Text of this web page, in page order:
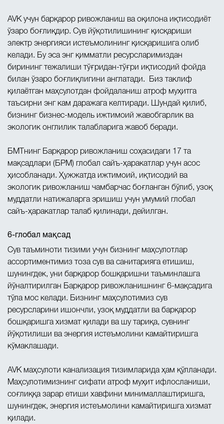
AVK учун барқарор ривожланиш ва оқилона иқтисодиёт
ўзаро боғлиқдир. Сув йўқотилишининг қисқариши
электр энергияси истеъмолининг қисқаришига олиб
келади. Бу эса энг қимматли ресурсларимиздан
бирининг тежалиши тўғридан-тўғри иқтисодий фойда
билан ўзаро боғлиқлигини англатади. Биз таклиф
қилаётган маҳсулотдан фойдаланиш атроф муҳитга
таъсирни энг кам даражага келтиради. Шундай қилиб,
бизнинг бизнес-модель ижтимоий жавобгарлик ва
экологик онглилик талабларига жавоб беради.
БМТнинг Барқарор ривожланиш соҳасидаги 17 та
мақсадлари (БРМ) глобал сайъ-ҳаракатлар учун асос
ҳисобланади. Ҳужжатда ижтимоий, иқтисодий ва
экологик ривожланиш чамбарчас боғланган бўлиб, узоқ
муддатли натижаларга эришиш учун умумий глобал
сайъ-ҳаракатлар талаб қилинади, дейилган.
6-глобал мақсад
Сув таъминоти тизими учун бизнинг маҳсулотлар
ассортиментимиз тоза сув ва санитарияга етишиш,
шунингдек, уни барқарор бошқаришни таъминлашга
йўналтирилган Барқарор ривожланишнинг 6-мақсадига
тўла мос келади. Бизнинг маҳсулотимиз сув
ресурсларини ишончли, узоқ муддатли ва барқарор
бошқаришга хизмат қилади ва шу тариқа, сувнинг
йўқотилиши ва энергия истеъмолини камайтиришга
кўмаклашади.
AVK маҳсулоти канализация тизимларида ҳам қўлланади.
Маҳсулотимизнинг сифати атроф муҳит ифлосланиши,
соғлиққа зарар етиши хавфини минималлаштиришга,
шунингдек, энергия истеъмолини камайтиришга хизмат
қилади.